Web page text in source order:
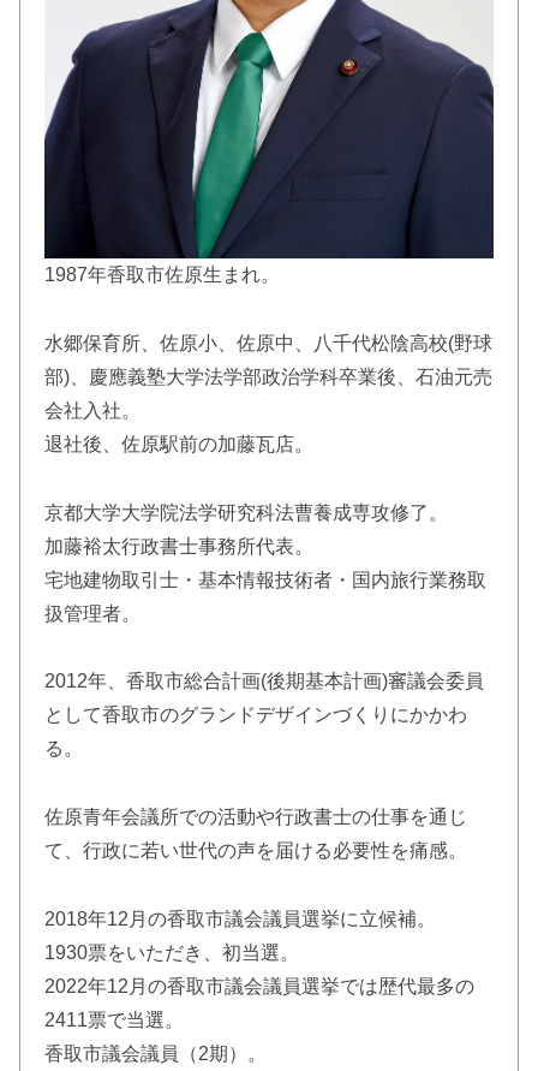
1987年香取市佐原生まれ。
水郷保育所、佐原小、佐原中、八千代松陰高校(野球
部)、慶應義塾大学法学部政治学科卒業後、石油元売
会社入社。
退社後、佐原駅前の加藤瓦店。
京都大学大学院法学研究科法曹養成専攻修了。
加藤裕太行政書士事務所代表。
宅地建物取引士・基本情報技術者・国内旅行業務取
扱管理者。
2012年、香取市総合計画(後期基本計画)審議会委員
として香取市のグランドデザインづくりにかかわ
る。
佐原青年会議所での活動や行政書士の仕事を通じ
て、行政に若い世代の声を届ける必要性を痛感。
2018年12月の香取市議会議員選挙に立候補。
1930票をいただき、初当選。
2022年12月の香取市議会議員選挙では歴代最多の
2411票で当選。
香取市議会議員（2期）。